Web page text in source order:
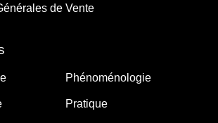
de Vente
Phénoménologie
Pratique